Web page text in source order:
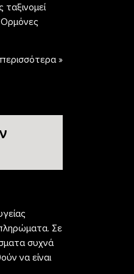
Ορμόνες
»
Σε
συχνά
να είναι